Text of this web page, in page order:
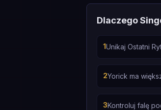
Dlaczego
1Unikaj Ostatni
2Yorick ma
3Kontroluj falę